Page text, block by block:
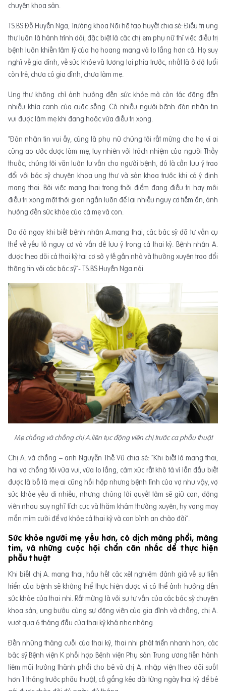
chuyên khoa sản.
TS.BS Đỗ Huyền Nga, Trưởng khoa Nội hệ tạo huyết chia sẻ: Điều trị ung
thư luôn là hành trình dài, đặc biệt là các chị em phụ nữ thì việc điều trị
bệnh luôn khiến tâm lý của họ hoang mang và lo lắng hơn cả. Họ suy
nghĩ về gia đình, về sức khỏe và tương lai phía trước, nhất là ở độ tuổi
còn trẻ, chưa có gia đình, chưa làm mẹ.
Ung thư không chỉ ảnh hưởng đến sức khỏe mà còn tác động đến
nhiều khía cạnh của cuộc sống. Có nhiều người bệnh đón nhận tin
vui được làm mẹ khi đang hoặc vừa điều trị xong.
“Đón nhận tin vui ấy, cùng là phụ nữ chúng tôi rất mừng cho họ vì ai
cũng ao ước được làm mẹ, tuy nhiên với trách nhiệm của người Thầy
thuốc, chúng tôi vẫn luôn tư vấn cho người bệnh, đó là cần lưu ý trao
đổi với bác sỹ chuyên khoa ung thư và sản khoa trước khi có ý định
mang thai. Bởi việc mang thai trong thời điểm đang điều trị hay mới
điều trị xong một thời gian ngắn luôn để lại nhiều nguy cơ tiềm ẩn, ảnh
hưởng đến sức khỏe của cả mẹ và con.
Do đó ngay khi biết bệnh nhân A.mang thai, các bác sỹ đã tư vấn cụ
thể về yếu tố nguy cơ và vấn đề lưu ý trong cả thai kỳ. Bệnh nhân A.
được theo dõi cả thai kỳ tại cơ sở y tế gần nhà và thường xuyên trao đổi
thông tin với các bác sỹ”- TS.BS Huyền Nga nói
Mẹ chồng và chồng chị A.liên tục động viên chị trước ca phẫu thuật
Chị A. và chồng – anh Nguyễn Thế Vũ chia sẻ: “Khi biết là mang thai,
hai vợ chồng tôi vừa vui, vừa lo lắng, cảm xúc rất khó tả vì lần đầu biết
được là bố là mẹ ai cũng hồi hộp nhưng bệnh tình của vợ như vậy, vợ
sức khỏe yếu đi nhiều, nhưng chúng tôi quyết tâm sẽ giữ con, động
viên nhau suy nghĩ tích cực và thăm khám thường xuyên, hy vọng may
mắn mỉm cười để vợ khỏe cả thai kỳ và con bình an chào đời”.
Sức khỏe người mẹ yếu hơn, có dịch màng phổi, màng
tim, và những cuộc hội chẩn cân nhắc dể thực hiện
phẫu thuật
Khi biết chị A. mang thai, hầu hết các xét nghiệm đánh giá về sự tiến
triển của bệnh sẽ không thể thực hiện được vì có thể ảnh hưởng đến
sức khỏe của thai nhi. Rất mừng là với sự tư vấn của các bác sỹ chuyên
khoa sản, ung bướu cùng sự động viên của gia đình và chồng, chị A.
vượt qua 6 tháng đầu của thai kỳ khá nhẹ nhàng.
Đến những tháng cuối của thai kỳ, thai nhi phát triển nhanh hơn, các
bác sỹ Bệnh viện K phối hợp Bệnh viện Phụ sản Trung ương tiến hành
tiêm mũi trưởng thành phổi cho bé và chị A. nhập viện theo dõi suốt
hơn 1 tháng trước phẫu thuật, cố gắng kéo dài từng ngày thai kỳ để bé